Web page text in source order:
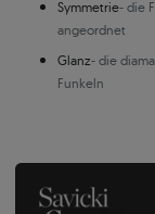
Symmetrie- die
angeordnet
Glanz- die
Funkeln